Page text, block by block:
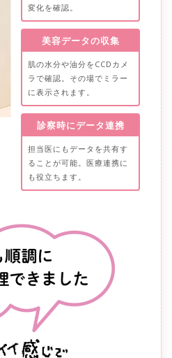
変化を確認。
美容データの収集
肌の水分や油分をCCDカメ
ラで確認。その場でミラー
に表示されます。
診察時にデータ連携
担当医にもデータを共有す
ることが可能。医療連携に
も役立ちます。